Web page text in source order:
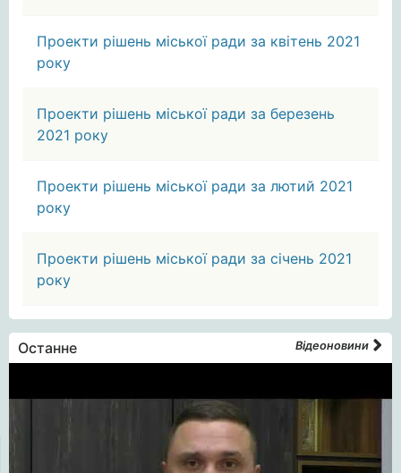
Проекти рішень міської ради за квітень 2021
року
Проекти рішень міської ради за березень
2021 року
Проекти рішень міської ради за лютий 2021
року
Проекти рішень міської ради за січень 2021
року
Останне Відеоновини